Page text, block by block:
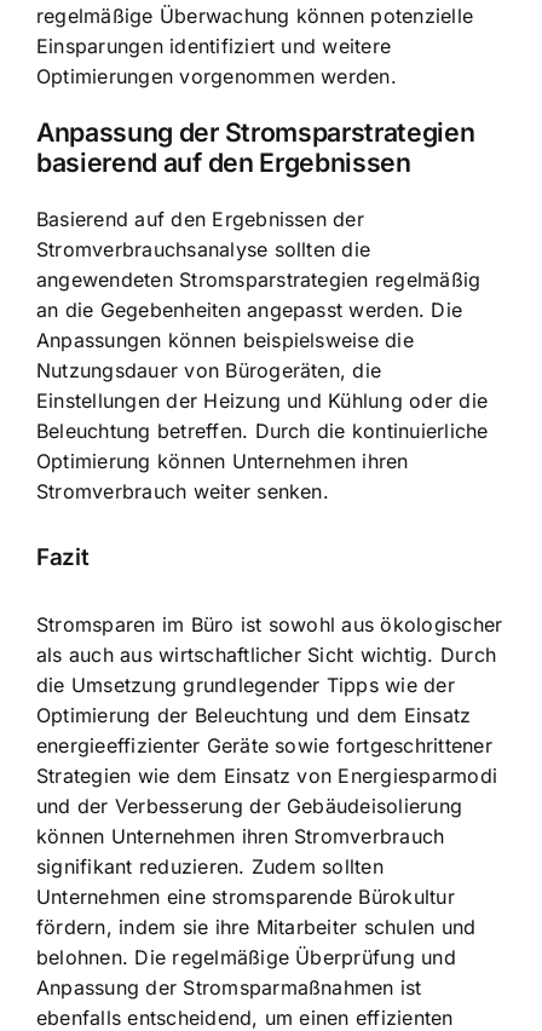
regelmäßige Überwachung können potenzielle
Einsparungen identifiziert und weitere
Optimierungen vorgenommen werden.
Anpassung der Stromsparstrategien
basierend auf den Ergebnissen
Basierend auf den Ergebnissen der
Stromverbrauchsanalyse sollten die
angewendeten Stromsparstrategien regelmäßig
an die Gegebenheiten angepasst werden. Die
Anpassungen können beispielsweise die
Nutzungsdauer von Bürogeräten, die
Einstellungen der Heizung und Kühlung oder die
Beleuchtung betreffen. Durch die kontinuierliche
Optimierung können Unternehmen ihren
Stromverbrauch weiter senken.
Fazit
Stromsparen im Büro ist sowohl aus ökologischer
als auch aus wirtschaftlicher Sicht wichtig. Durch
die Umsetzung grundlegender Tipps wie der
Optimierung der Beleuchtung und dem Einsatz
energieeffizienter Geräte sowie fortgeschrittener
Strategien wie dem Einsatz von Energiesparmodi
und der Verbesserung der Gebäudeisolierung
können Unternehmen ihren Stromverbrauch
signifikant reduzieren. Zudem sollten
Unternehmen eine stromsparende Bürokultur
fördern, indem sie ihre Mitarbeiter schulen und
belohnen. Die regelmäßige Überprüfung und
Anpassung der Stromsparmaßnahmen ist
ebenfalls entscheidend, um einen effizienten